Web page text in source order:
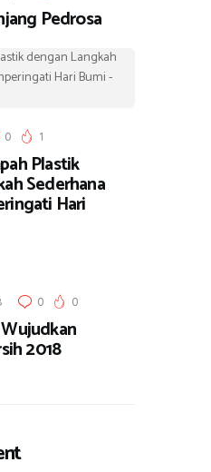
Pedrosa
0 1
Plastik
Sederhana
Hari
0 0
2018